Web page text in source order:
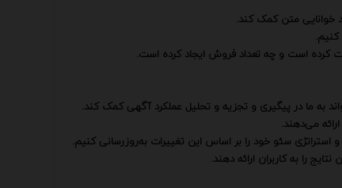
خوانایی متن کمک کند.
کرده است و چه تعداد فروش ایجاد کرده است.
می‌دهند.
سئو خود را بر اساس این تغییرات به‌روزرسانی کنیم.
را به کاربران ارائه دهند.